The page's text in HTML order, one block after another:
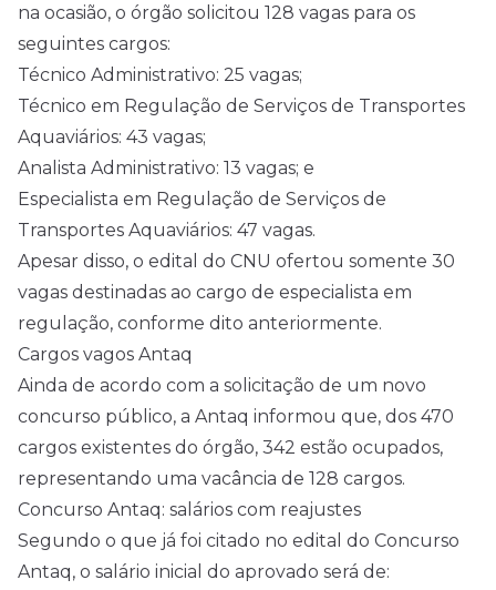
na ocasião, o órgão solicitou 128 vagas para os
seguintes cargos:
Técnico Administrativo: 25 vagas;
Técnico em Regulação de Serviços de Transportes
Aquaviários: 43 vagas;
Analista Administrativo: 13 vagas; e
Especialista em Regulação de Serviços de
Transportes Aquaviários: 47 vagas.
Apesar disso, o edital do CNU ofertou somente 30
vagas destinadas ao cargo de especialista em
regulação, conforme dito anteriormente.
Cargos vagos Antaq
Ainda de acordo com a solicitação de um novo
concurso público, a Antaq informou que, dos 470
cargos existentes do órgão, 342 estão ocupados,
representando uma vacância de 128 cargos.
Concurso Antaq: salários com reajustes
Segundo o que já foi citado no edital do Concurso
Antaq, o salário inicial do aprovado será de: